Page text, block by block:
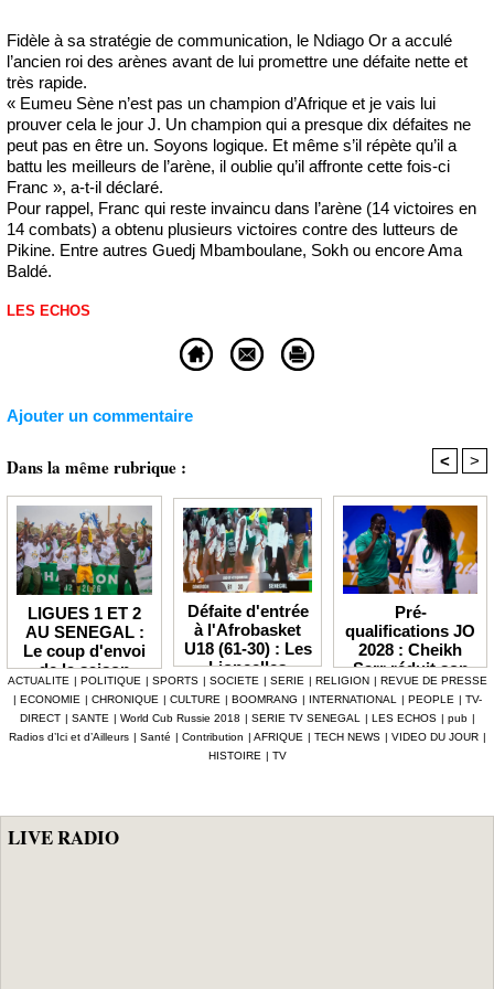
Fidèle à sa stratégie de communication, le Ndiago Or a acculé
l’ancien roi des arènes avant de lui promettre une défaite nette et
très rapide.
« Eumeu Sène n’est pas un champion d’Afrique et je vais lui
prouver cela le jour J. Un champion qui a presque dix défaites ne
peut pas en être un. Soyons logique. Et même s’il répète qu’il a
battu les meilleurs de l’arène, il oublie qu’il affronte cette fois-ci
Franc », a-t-il déclaré.
Pour rappel, Franc qui reste invaincu dans l’arène (14 victoires en
14 combats) a obtenu plusieurs victoires contre des lutteurs de
Pikine. Entre autres Guedj Mbamboulane, Sokh ou encore Ama
Baldé.
LES ECHOS
Ajouter un commentaire
Dans la même rubrique : < >
LIGUES 1 ET 2
AU SENEGAL :
Le coup d'envoi
de la saison
2026-2027
officiellement fixé
au 3 octobre
Défaite d'entrée
à l'Afrobasket
U18 (61-30) : Les
Lioncelles
balayées par le
Cameroun
Pré-
qualifications JO
2028 : Cheikh
Sarr réduit son
groupe à 13
Lionnes
ACTUALITE | POLITIQUE | SPORTS | SOCIETE | SERIE | RELIGION | REVUE DE PRESSE
| ECONOMIE | CHRONIQUE | CULTURE | BOOMRANG | INTERNATIONAL | PEOPLE | TV-
DIRECT | SANTE | World Cub Russie 2018 | SERIE TV SENEGAL | LES ECHOS | pub |
Radios d’Ici et d’Ailleurs | Santé | Contribution | AFRIQUE | TECH NEWS | VIDEO DU JOUR |
HISTOIRE | TV
LIVE RADIO